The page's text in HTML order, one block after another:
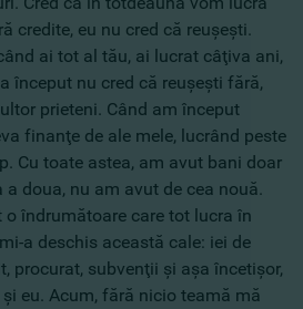
credite, eu nu cred că reuşeşti.
ai tot al tău, ai lucrat câţiva ani,
început nu cred că reuşeşti fără,
prieteni. Când am început
finanţe de ale mele, lucrând peste
Cu toate astea, am avut bani doar
doua, nu am avut de cea nouă.
îndrumătoare care tot lucra în
a deschis această cale: iei de
procurat, subvenţii şi aşa încetişor,
eu. Acum, fără nicio teamă mă